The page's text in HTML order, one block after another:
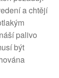
a chtějí
palivo
být